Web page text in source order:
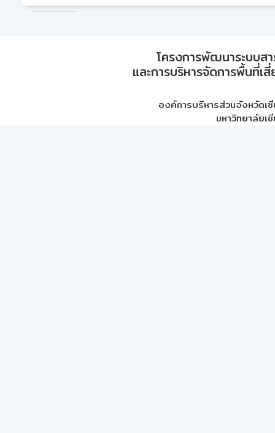
โครงการพัฒนาระบบส
และการบริหารจัดการพื้นที่เ
องค์การบริหารส่วนจังหวัดเ
มหาวิทยาลัยเ